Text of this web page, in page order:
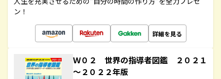
ン！
詳細を見る
Ｗ０２ 世界の指導者図鑑 ２０２１
～２０２２年版